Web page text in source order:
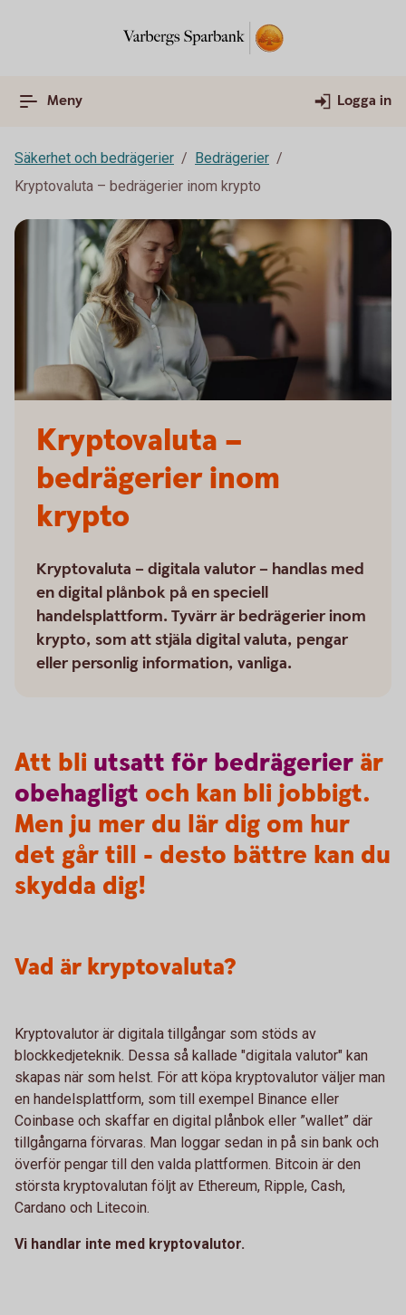
Meny Logga in
Säkerhet och bedrägerier
Bedrägerier
Kryptovaluta – bedrägerier inom krypto
Kryptovaluta –
bedrägerier inom
krypto
Kryptovaluta – digitala valutor – handlas med
en digital plånbok på en speciell
handelsplattform. Tyvärr är bedrägerier inom
krypto, som att stjäla digital valuta, pengar
eller personlig information, vanliga.
Att bli utsatt för bedrägerier är
obehagligt och kan bli jobbigt.
Men ju mer du lär dig om hur
det går till - desto bättre kan du
skydda dig!
Vad är kryptovaluta?
Kryptovalutor är digitala tillgångar som stöds av
blockkedjeteknik. Dessa så kallade "digitala valutor" kan
skapas när som helst. För att köpa kryptovalutor väljer man
en handelsplattform, som till exempel Binance eller
Coinbase och skaffar en digital plånbok eller ”wallet” där
tillgångarna förvaras. Man loggar sedan in på sin bank och
överför pengar till den valda plattformen. Bitcoin är den
största kryptovalutan följt av Ethereum, Ripple, Cash,
Cardano och Litecoin.
Vi handlar inte med kryptovalutor.